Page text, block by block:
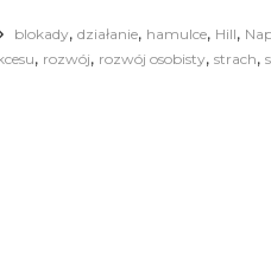
blokady, działanie, hamulce, Hill,
, rozwój, rozwój osobisty, strach,